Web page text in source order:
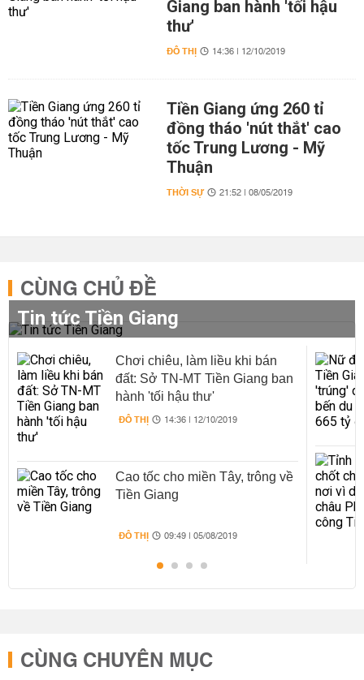
Giang ban hành 'tối hậu
thư'
ĐÔ THỊ 14:36 | 12/10/2019
Tiền Giang ứng 260 tỉ
đồng tháo 'nút thắt' cao
tốc Trung Lương - Mỹ
Thuận
THỜI SỰ 21:52 | 08/05/2019
CÙNG CHỦ ĐỀ
Tin tức Tiền Giang
Chơi chiêu, làm liều khi bán
đất: Sở TN-MT Tiền Giang ban
hành 'tối hậu thư'
ĐÔ THỊ 14:36 | 12/10/2019
Cao tốc cho miền Tây, trông về
Tiền Giang
ĐÔ THỊ 09:49 | 05/08/2019
CÙNG CHUYÊN MỤC